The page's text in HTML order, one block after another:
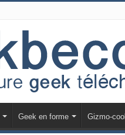
Geek en forme Gizmo-cool